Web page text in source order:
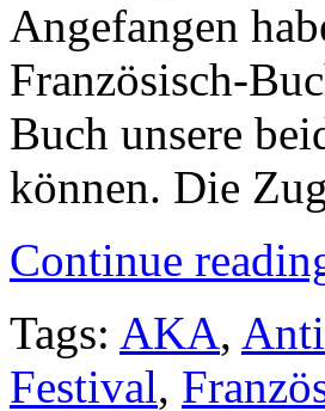
Angefangen
Französisch-
Buch unsere
können. Die
Continue
Tags: AKA,
Festival,